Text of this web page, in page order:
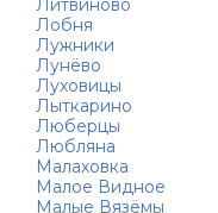
Литвиново
Лобня
Лужники
Лунёво
Луховицы
Лыткарино
Люберцы
Любляна
Малаховка
Малое Видное
Малые Вязёмы